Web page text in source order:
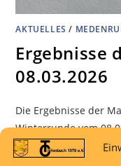
AKTUELLES /
Ergebnisse
08.03.2026
Die Ergebnisse der
Winterrunde vom
Herrenmannschaft